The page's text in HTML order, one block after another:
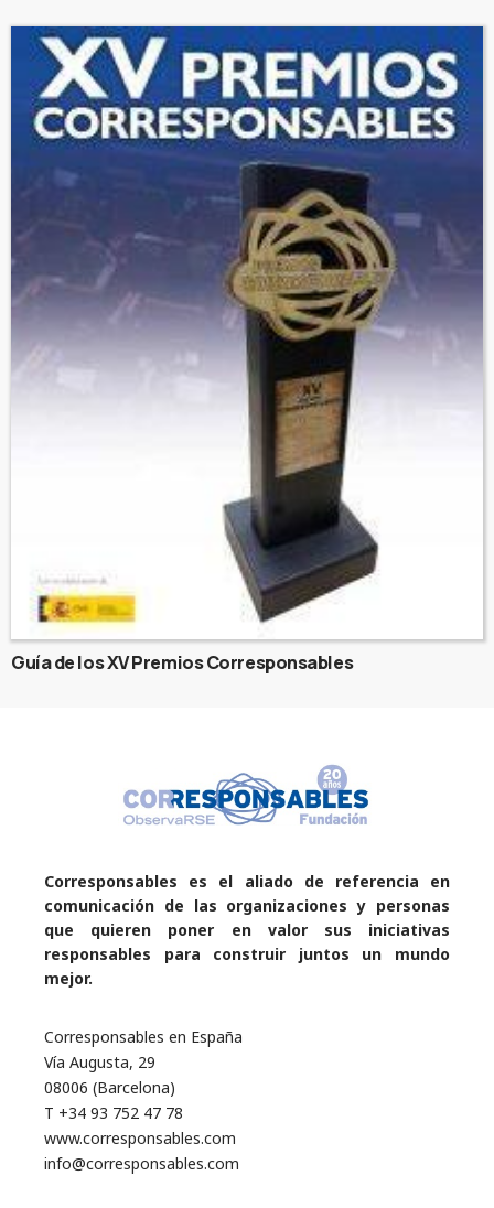
Guía de los XV Premios Corresponsables
Corresponsables es el aliado de referencia en
comunicación de las organizaciones y personas
que quieren poner en valor sus iniciativas
responsables para construir juntos un mundo
mejor.
Corresponsables en España
Vía Augusta, 29
08006 (Barcelona)
T +34 93 752 47 78
www.corresponsables.com
info@corresponsables.com